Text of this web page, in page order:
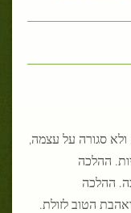
סגורה על עצמה,
ההלכה
ההלכה
הטוב לזולת.